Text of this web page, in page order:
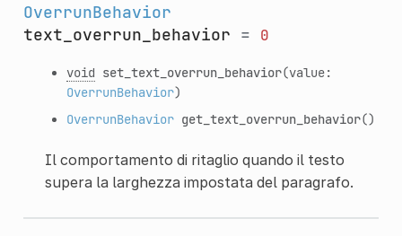
OverrunBehavior
text_overrun_behavior = 0
void set_text_overrun_behavior(value:
OverrunBehavior)
OverrunBehavior get_text_overrun_behavior()
Il comportamento di ritaglio quando il testo
supera la larghezza impostata del paragrafo.